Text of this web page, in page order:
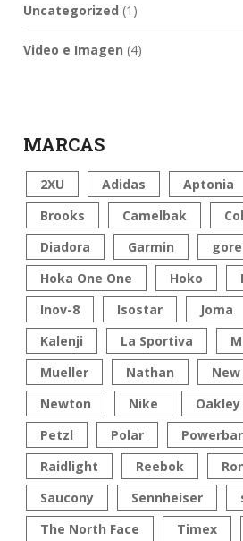
Uncategorized (1)
Video e Imagen (4)
MARCAS
2XU Adidas Aptonia
Brooks
Camelbak
Diadora
Garmin gore
Hoka One One
Hoko
Inov-8
Isostar Joma
Kalenji
La Sportiva
Mueller
Nathan
Newton
Nike Oakley
Petzl
Polar Powerbar
Raidlight
Reebok
Saucony
Sennheiser
The North Face
Timex